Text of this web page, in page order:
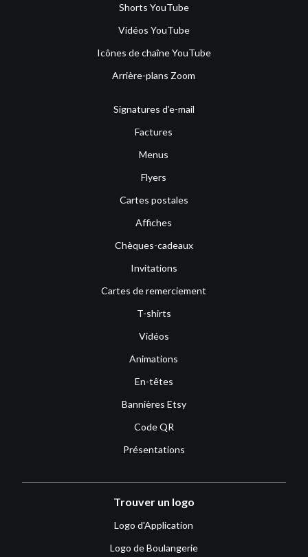
Shorts YouTube
Vidéos YouTube
Icônes de chaîne YouTube
Arrière-plans Zoom
Signatures d’e-mail
Factures
Menus
Flyers
Cartes postales
Affiches
Chèques-cadeaux
Invitations
Cartes de remerciement
T-shirts
Vidéos
Animations
En-têtes
Bannières Etsy
Code QR
Présentations
Trouver un logo
Logo d'Application
Logo de Boulangerie